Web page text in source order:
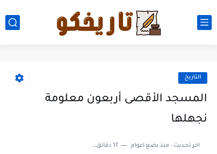
التاريخ
المسجد الأقصى أربعون معلومة
نجهلها
اخر تحديث :منذ بضع اعوام 17 دقائق للقراءة